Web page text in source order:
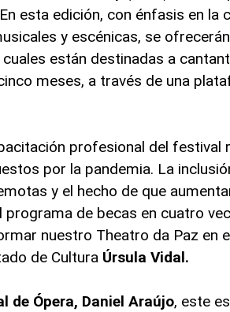
esta edición, con énfasis en
y escénicas, se ofrecerán
cuales están destinadas a
meses, a través de una
profesional del festival
por la pandemia. La
y el hecho de que
de becas en cuatro
nuestro Theatro da Paz en
de Cultura Úrsula Vidal.
de Ópera, Daniel Araújo, este